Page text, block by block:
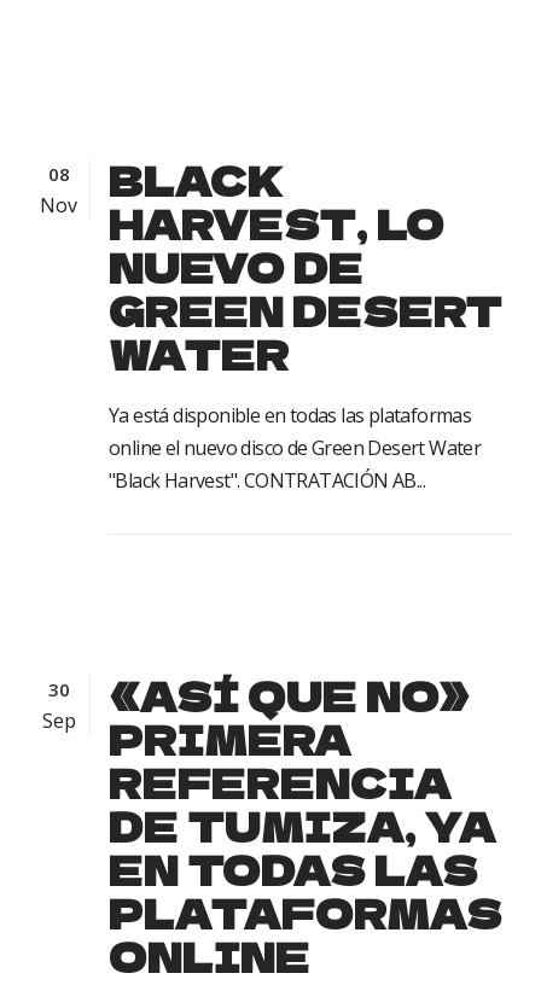
08
Nov BLACK
HARVEST, LO
NUEVO DE
GREEN DESERT
WATER
Ya está disponible en todas las plataformas
online el nuevo disco de Green Desert Water
"Black Harvest". CONTRATACIÓN AB...
30
Sep «ASÍ QUE NO»
PRIMERA
REFERENCIA
DE TUMIZA, YA
EN TODAS LAS
PLATAFORMAS
ONLINE